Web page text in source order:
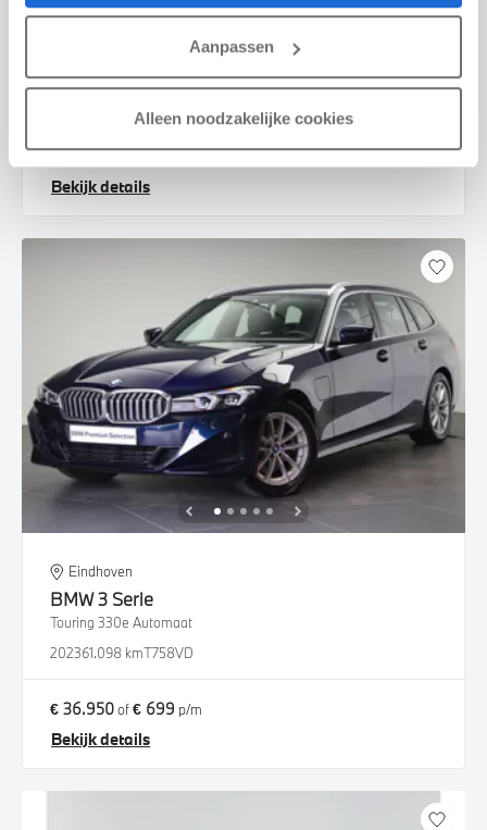
Aanpassen
Alleen noodzakelijke cookies
's-Hertogenbosch
€ 51.950of€ 983p/m
Bekijk details
Eindhoven
BMW3 Serie
Touring 330e Automaat
202361.098 kmT758VD
€ 36.950of€ 699 p/m
Bekijk details